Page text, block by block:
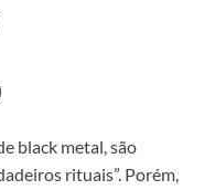
black metal, são
rituais”. Porém,